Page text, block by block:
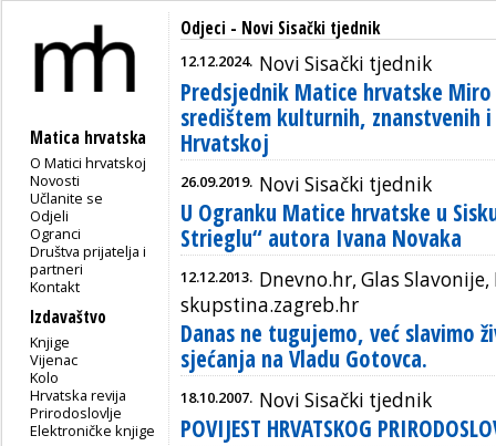
Matica hrvatska
O Matici hrvatskoj
Novosti
Učlanite se
Odjeli
Ogranci
Društva prijatelja i
partneri
Kontakt
Izdavaštvo
Knjige
Vijenac
Kolo
Hrvatska revija
Prirodoslovlje
Elektroničke knjige
Odjeci - Novi Sisački tjednik
12.12.2024. Novi Sisački tjednik
Predsjednik Matice hrvatske
središtem kulturnih, znanstvenih
Hrvatskoj
26.09.2019. Novi Sisački tjednik
U Ogranku Matice hrvatske u
Strieglu“ autora Ivana Novaka
12.12.2013. Dnevno.hr, Glas
skupstina.zagreb.hr
Danas ne tugujemo, već slavimo
sjećanja na Vladu Gotovca.
18.10.2007. Novi Sisački tjednik
POVIJEST HRVATSKOG